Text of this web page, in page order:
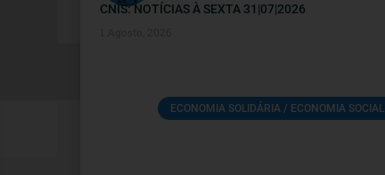
CNIS: NOTÍCIAS À SEXTA 31|07|2026
ECONOMIA SOLIDÁRIA / ECONOMIA SOCIAL